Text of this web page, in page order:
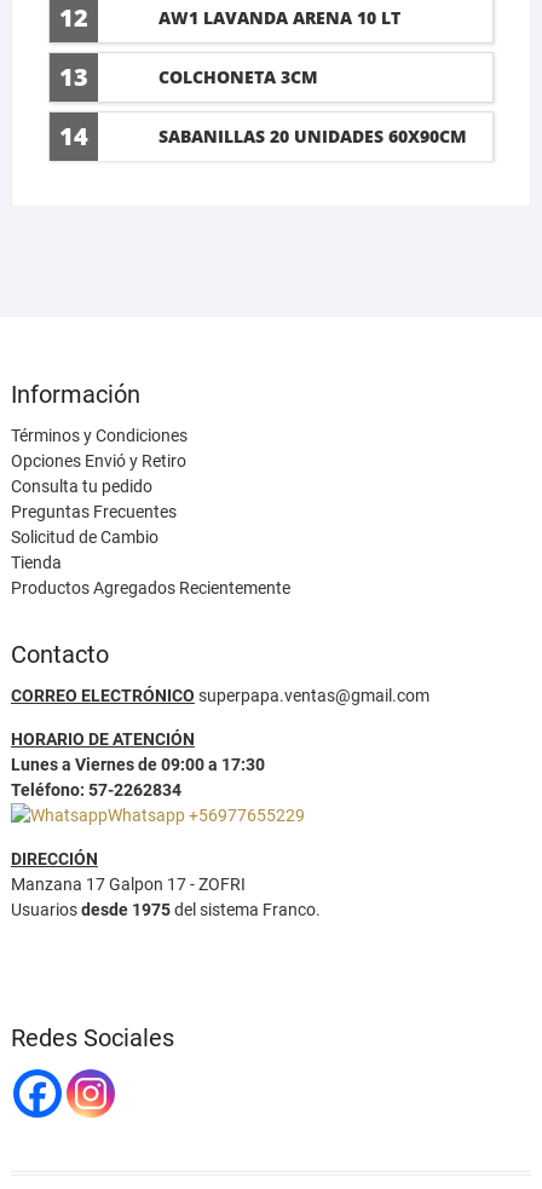
12 AW1 LAVANDA ARENA 10 LT
13 COLCHONETA 3CM
14 SABANILLAS 20 UNIDADES 60X90CM
Información
Términos y Condiciones
Opciones Envió y Retiro
Consulta tu pedido
Preguntas Frecuentes
Solicitud de Cambio
Tienda
Productos Agregados Recientemente
Contacto
CORREO ELECTRÓNICO superpapa.ventas@gmail.com
HORARIO DE ATENCIÓN
Lunes a Viernes de 09:00 a 17:30
Teléfono: 57-2262834
Whatsapp +56977655229
DIRECCIÓN
Manzana 17 Galpon 17 - ZOFRI
Usuariosdesde 1975del sistema Franco.
Redes Sociales